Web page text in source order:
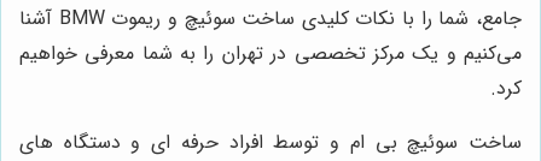
جامع، شما را با نکات کلیدی ساخت سوئیچ و ریموت BMW آشنا
می‌کنیم و یک مرکز تخصصی در تهران را به شما معرفی خواهیم
کرد.
ساخت سوئیچ بی ام و توسط افراد حرفه ای و دستگاه های